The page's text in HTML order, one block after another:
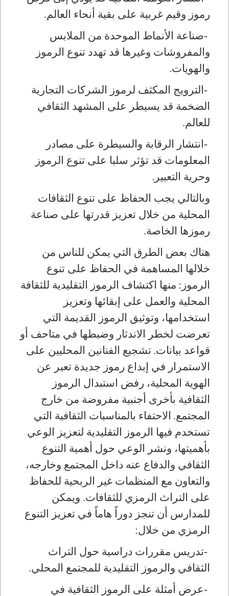
رموز وقيم غربية على بقية أنحاء العالم.
-صناعة الأنماط الموحدة من الملابس
والمفروشات وغيرها قد تهدد تنوع الرموز
والهويات.
- الترويج المكثف لرموز الشركات التجارية
الضخمة قد يسيطر على المشهد الثقافي
للعالم.
- انتشار الرقابة والسيطرة على مصادر
المعلومات قد تؤثر سلبا على تنوع الرموز
وحرية التعبير .
وبالتالي يجب الحفاظ على تنوع الثقافات
المحلية من خلال تعزيز قدرتها على صناعة
رموزها الخاصة.
هناك بعض الطرق التي يمكن للناس من
خلالها المساهمة في الحفاظ على تنوع
الرموز : منها اكتشاف الرموز التقليدية للثقافة
المحلية والعمل على إبقائها وتعزيز
استخدامها، وتوثيق الرموز القديمة التي
تعرضت لخطر الاندثار وضبطها في متاحف أو
قواعد بيانات. تشجيع الفنانين المحليين على
الاستمرار في إبداع رموز جديدة تعبر عن
الهوية المحلية، رفض استبدال الرموز
الثقافية بأخرى أجنبية مفروضة من خارج
المجتمع. الاحتفاء بالمناسبات الثقافية التي
تستخدم فيها الرموز التقليدية لتعزيز الوعي
بأهميتها، ونشر الوعي حول أهمية التنوع
الثقافي والدفاع عنه داخل المجتمع وخارجه،
والتعاون مع المنظمات غير الربحية للحفاظ
على التراث الرمزي للثقافات. ويمكن
للمدارس أن تنجز دوراً هاماً في تعزيز التنوع
الرمزي من خلال:
-تدريس مقررات دراسية حول التراث
الثقافي والرموز التقليدية للمجتمع المحلي.
-عرض أمثلة على الرموز الثقافية في